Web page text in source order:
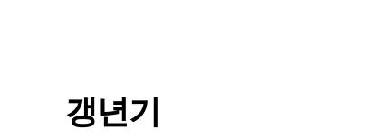
갱년기